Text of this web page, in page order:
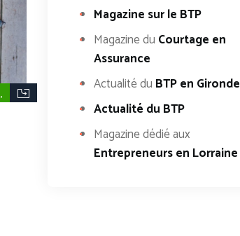
Magazine sur le BTP
Magazine du Courtage en
Assurance
Actualité du BTP en Gironde
Actualité du BTP
Magazine dédié aux
Entrepreneurs en Lorraine